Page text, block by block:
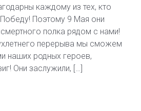
каждому из тех, кто
Поэтому 9 Мая они
полка рядом с нами!
перерыва мы сможем
наших родных героев,
Они заслужили, […]